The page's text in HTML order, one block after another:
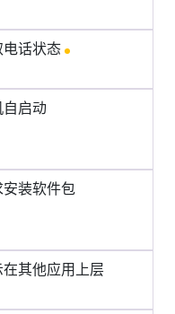
话状态
启动
装软件包
在其他应用上层